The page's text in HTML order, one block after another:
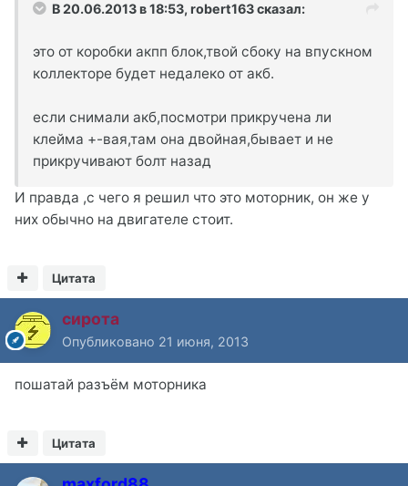
В 20.06.2013 в 18:53, robert163 сказал:
это от коробки акпп блок,твой сбоку на впускном
коллекторе будет недалеко от акб.
если снимали акб,посмотри прикручена ли
клейма +-вая,там она двойная,бывает и не
прикручивают болт назад
И правда ,с чего я решил что это моторник, он же у
них обычно на двигателе стоит.
Цитата
сирота
Опубликовано 21 июня, 2013
пошатай разъём моторника
Цитата